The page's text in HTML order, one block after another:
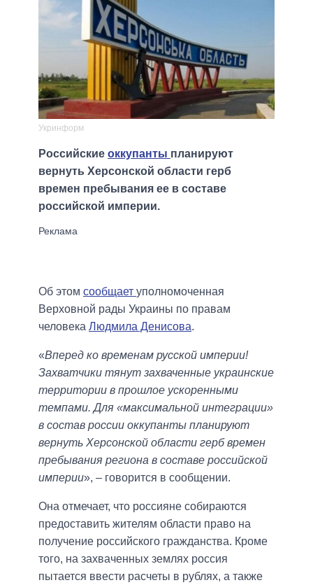
Укринформ
Российские оккупанты планируют
вернуть Херсонской области герб
времен пребывания ее в составе
российской империи.
Об этом сообщает уполномоченная
Верховной рады Украины по правам
человека Людмила Денисова.
«Вперед ко временам русской империи!
Захватчики тянут захваченные украинские
территории в прошлое ускоренными
темпами. Для «максимальной интеграции»
в состав россии оккупанты планируют
вернуть Херсонской области герб времен
пребывания региона в составе российской
империи», – говорится в сообщении.
Она отмечает, что россияне собираются
предоставить жителям области право на
получение российского гражданства. Кроме
того, на захваченных землях россия
пытается ввести расчеты в рублях, а также